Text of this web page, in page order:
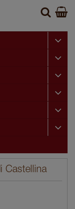
Castellina